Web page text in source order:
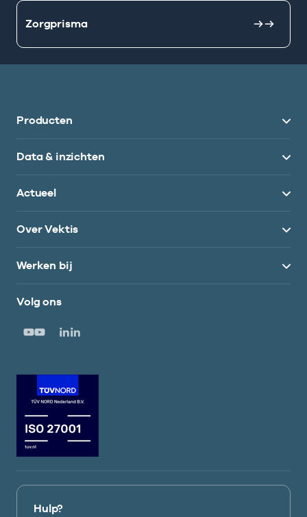
Zorgprisma
Producten
Data & inzichten
Actueel
Over Vektis
Werken bij
Volg ons
Hulp?